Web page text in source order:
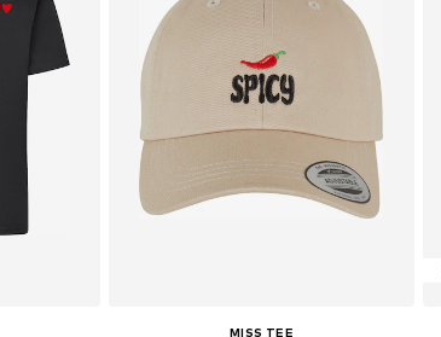
MISS TEE